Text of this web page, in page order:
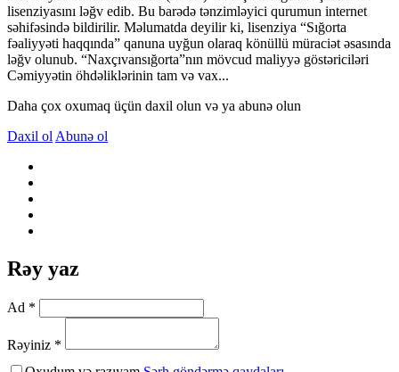
lisenziyasını ləğv edib. Bu barədə tənzimləyici qurumun internet
səhifəsində bildirilir. Məlumatda deyilir ki, lisenziya “Sığorta
fəaliyyəti haqqında” qanuna uyğun olaraq könüllü müraciət əsasında
ləğv olunub. “Naxçıvansığorta”nın mövcud maliyyə göstəriciləri
Cəmiyyətin öhdəliklərinin tam və vax...
Daha çox oxumaq üçün daxil olun və ya abunə olun
Daxil ol Abunə ol
Rəy yaz
Ad *
Rəyiniz *